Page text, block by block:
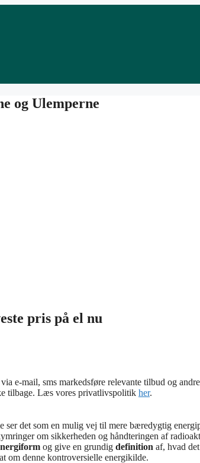
og Ulemperne
pris på el nu
e-mail, sms markedsføre relevante tilbud og
tilbage. Læs vores privatlivspolitik her.
ser det som en mulig vej til mere bæredygtig
om sikkerheden og håndteringen af
og give en grundig definition af, hvad
om denne kontroversielle energikilde.